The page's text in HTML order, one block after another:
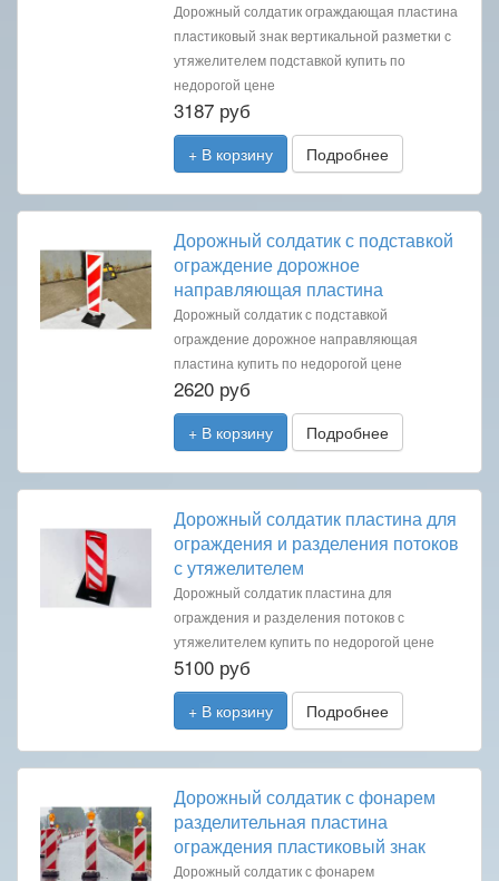
Дорожный солдатик ограждающая пластина
пластиковый знак вертикальной разметки с
утяжелителем подставкой купить по
недорогой цене
3187 руб
+ В корзину Подробнее
Дорожный солдатик с подставкой
ограждение дорожное
направляющая пластина
Дорожный солдатик с подставкой
ограждение дорожное направляющая
пластина купить по недорогой цене
2620 руб
+ В корзину Подробнее
Дорожный солдатик пластина для
ограждения и разделения потоков
с утяжелителем
Дорожный солдатик пластина для
ограждения и разделения потоков с
утяжелителем купить по недорогой цене
5100 руб
+ В корзину Подробнее
Дорожный солдатик с фонарем
разделительная пластина
ограждения пластиковый знак
Дорожный солдатик с фонарем